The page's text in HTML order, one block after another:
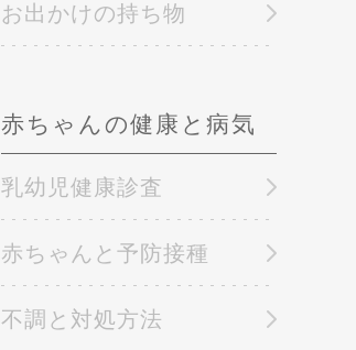
お出かけの持ち物
赤ちゃんの健康と病気
乳幼児健康診査
赤ちゃんと予防接種
不調と対処方法